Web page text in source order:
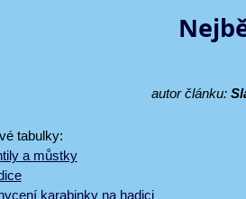
autor článku:
tabulky:
a můstky
karabinky na hadici